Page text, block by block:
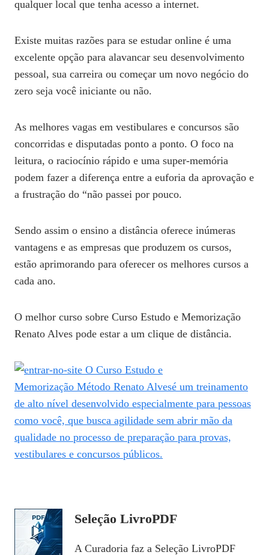
qualquer local que tenha acesso a internet.
Existe muitas razões para se estudar online é uma
excelente opção para alavancar seu desenvolvimento
pessoal, sua carreira ou começar um novo negócio do
zero seja você iniciante ou não.
As melhores vagas em vestibulares e concursos são
concorridas e disputadas ponto a ponto. O foco na
leitura, o raciocínio rápido e uma super-memória
podem fazer a diferença entre a euforia da aprovação e
a frustração do “não passei por pouco.
Sendo assim o ensino a distância oferece inúmeras
vantagens e as empresas que produzem os cursos,
estão aprimorando para oferecer os melhores cursos a
cada ano.
O melhor curso sobre Curso Estudo e Memorização
Renato Alves pode estar a um clique de distância.
Seleção LivroPDF
A Curadoria faz a Seleção LivroPDF